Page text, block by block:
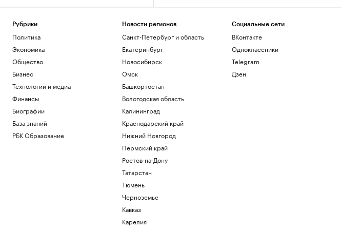
Рубрики
Политика
Экономика
Общество
Бизнес
Технологии и медиа
Финансы
Биографии
База знаний
РБК Образование
Новости регионов
Санкт-Петербург и область
Екатеринбург
Новосибирск
Омск
Башкортостан
Вологодская область
Калининград
Краснодарский край
Нижний Новгород
Пермский край
Ростов-на-Дону
Татарстан
Тюмень
Черноземье
Кавказ
Карелия
Социальные сети
ВКонтакте
Одноклассники
Telegram
Дзен